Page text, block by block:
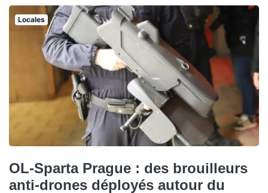
Locales
OL-Sparta Prague : des brouilleurs
anti-drones déployés autour du